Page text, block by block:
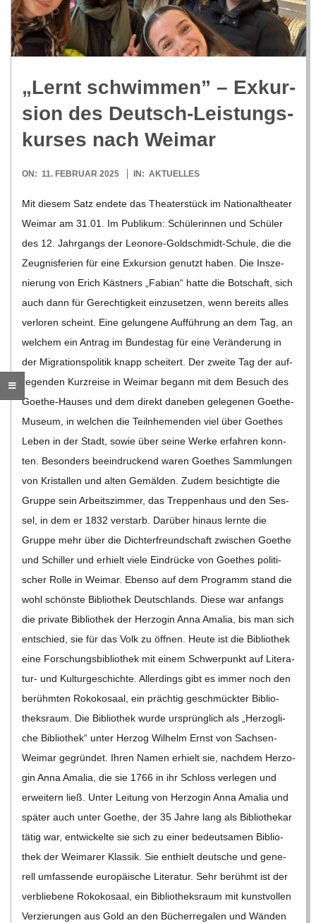
R
E
G
O
L
D
S
C
H
M
D
T
-
S
C
H
U
L
E
„Lernt schwim­men” – Exkur­
sion des Deutsch-Leis­tungs­
kur­ses nach Weimar
2025-
ON: 11. FEBRUAR 2025 IN: AKTUELLES
Mit die­sem Satz endete das Thea­ter­stück im Natio­nal­thea­ter
Wei­mar am 31.01. Im Publi­kum: Schü­le­rin­nen und Schü­ler
des 12. Jahr­gangs der Leo­­nore-Gol­d­­schmidt-Schule, die die
Zeug­nis­fe­rien für eine Exkur­sion genutzt haben. Die Insze­
nie­rung von Erich Käst­ners „Fabian“ hatte die Bot­schaft, sich
auch dann für Gerech­tig­keit ein­zu­set­zen, wenn bereits alles
ver­lo­ren scheint. Eine gelun­gene Auf­füh­rung an dem Tag, an
wel­chem ein Antrag im Bun­des­tag für eine Ver­än­de­rung in
der Migra­ti­ons­po­li­tik knapp schei­tert. Der zweite Tag der auf­
re­gen­den Kurz­reise in Wei­mar begann mit dem Besuch des
Goe­­the-Hau­­ses und dem direkt dane­ben gele­ge­nen Goe­­the-
Museum, in wel­chen die Teiln­he­men­den viel über Goe­thes
Leben in der Stadt, sowie über seine Werke erfah­ren konn­
ten. Beson­ders beein­dru­ckend waren Goe­thes Samm­lun­gen
von Kris­tal­len und alten Gemäl­den. Zudem besich­tigte die
Gruppe sein Arbeits­zim­mer, das Trep­pen­haus und den Ses­
sel, in dem er 1832 ver­starb. Dar­über hin­aus lernte die
Gruppe mehr über die Dich­ter­freund­schaft zwi­schen Goe­the
und Schil­ler und erhielt viele Ein­drü­cke von Goe­thes poli­ti­
scher Rolle in Wei­mar. Ebenso auf dem Pro­gramm stand die
wohl schönste Biblio­thek Deutsch­lands. Diese war anfangs
die pri­vate Biblio­thek der Her­zo­gin Anna Ama­lia, bis man sich
ent­schied, sie für das Volk zu öff­nen. Heute ist die Biblio­thek
eine For­schungs­bi­blio­thek mit einem Schwer­punkt auf Lite­ra­­
tur- und Kul­tur­ge­schichte. Aller­dings gibt es immer noch den
berühm­ten Roko­ko­saal, ein präch­tig geschmück­ter Biblio­
theks­raum. Die Biblio­thek wurde ursprüng­lich als „Her­zog­li­
che Biblio­thek“ unter Her­zog Wil­helm Ernst von Sach­­sen-
Wei­­mar gegrün­det. Ihren Namen erhielt sie, nach­dem Her­zo­
gin Anna Ama­lia, die sie 1766 in ihr Schloss ver­le­gen und
erwei­tern ließ. Unter Lei­tung von Her­zo­gin Anna Ama­lia und
spä­ter auch unter Goe­the, der 35 Jahre lang als Biblio­the­kar
tätig war, ent­wi­ckelte sie sich zu einer bedeut­sa­men Biblio­
thek der Wei­ma­rer Klas­sik. Sie ent­hielt deut­sche und gene­
rell umfas­sende euro­päi­sche Lite­ra­tur. Sehr berühmt ist der
ver­blie­bene Roko­ko­saal, ein Biblio­theks­raum mit kunst­vol­len
Ver­zie­run­gen aus Gold an den Bücher­re­ga­len und Wän­den